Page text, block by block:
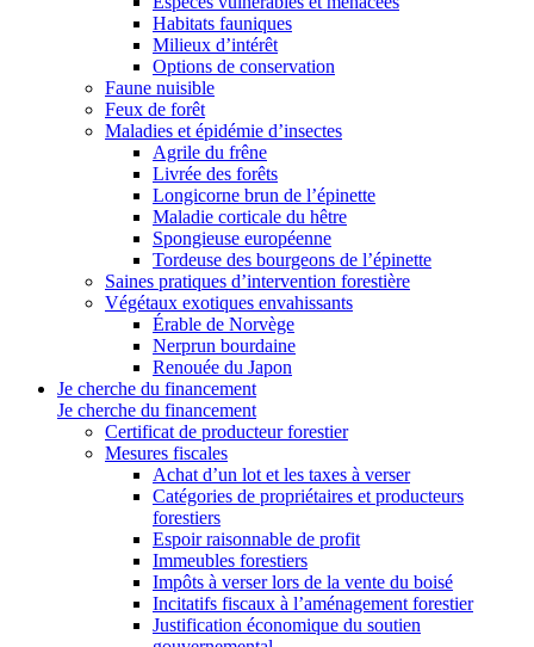
Habitats fauniques
Milieux d’intérêt
Options de conservation
Faune nuisible
Feux de forêt
Maladies et épidémie d’insectes
Agrile du frêne
Livrée des forêts
Longicorne brun de l’épinette
Maladie corticale du hêtre
Spongieuse européenne
Tordeuse des bourgeons de l’épinette
Saines pratiques d’intervention forestière
Végétaux exotiques envahissants
Érable de Norvège
Nerprun bourdaine
Renouée du Japon
Je cherche du financement
Je cherche du financement
Certificat de producteur forestier
Mesures fiscales
Achat d’un lot et les taxes à verser
Catégories de propriétaires et producteurs
forestiers
Espoir raisonnable de profit
Immeubles forestiers
Impôts à verser lors de la vente du boisé
Incitatifs fiscaux à l’aménagement forestier
Justification économique du soutien